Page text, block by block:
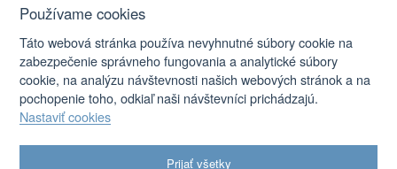
St
07:00 - 12:00
Pi
07:00 - 12:30
Ochrana osobných údajov|Prístupnosť
Používame cookies
Táto webová stránka používa nevyhnutné súbory cookie na
zabezpečenie správneho fungovania a analytické súbory
cookie, na analýzu návštevnosti našich webových stránok a na
pochopenie toho, odkiaľ naši návštevníci prichádzajú.
Nastaviť cookies
Prijať všetky